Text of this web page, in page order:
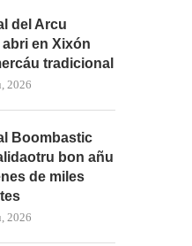
del Arcu
en Xixón
tradicional
2026
Boombastic
bon añu
de miles
2026